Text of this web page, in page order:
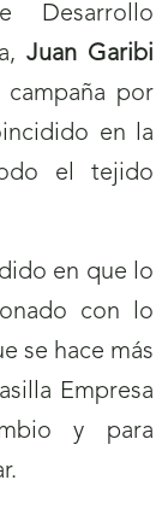
Desarrollo
Juan Garibi
campaña por
en la
el tejido
en que lo
con lo
se hace más
Empresa
y para